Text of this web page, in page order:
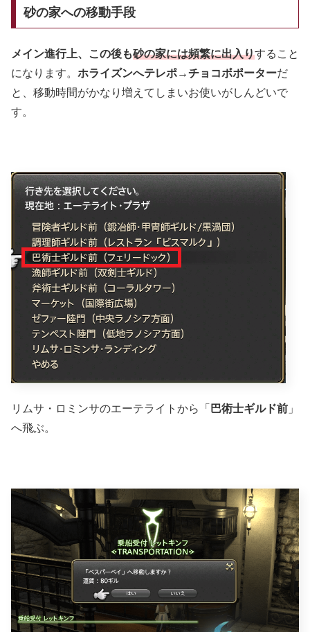
砂の家への移動手段
メイン進行上、この後も砂の家には頻繁に出入りすること
になります。 ホライズンへテレポ→チョコボポーターだ
と、移動時間がかなり増えてしまいお使いがしんどいで
す。
リムサ・ロミンサのエーテライトから「 巴術士ギルド前 」
へ飛ぶ。